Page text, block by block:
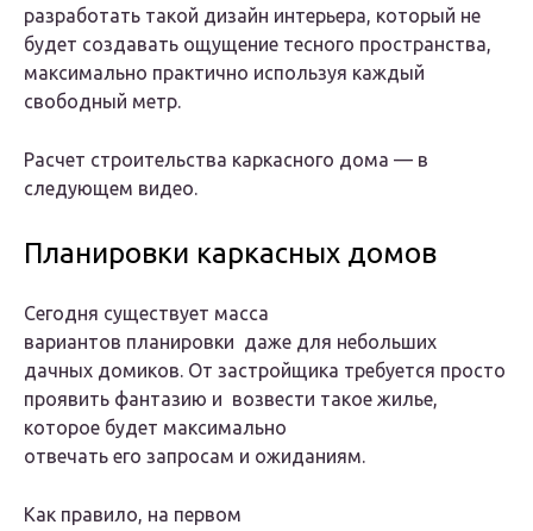
разработать такой дизайн интерьера, который не
будет создавать ощущение тесного пространства,
максимально практично используя каждый
свободный метр.
Расчет строительства каркасного дома — в
следующем видео.
Планировки каркасных домов
Сегодня существует масса
вариантов планировки даже для небольших
дачных домиков. От застройщика требуется просто
проявить фантазию и возвести такое жилье,
которое будет максимально
отвечать его запросам и ожиданиям.
Как правило, на первом